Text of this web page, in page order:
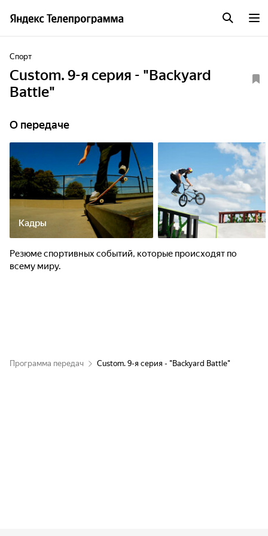
Спорт
Custom. 9-я серия - "Backyard
Battle"
О передаче
Кадры
Резюме спортивных событий, которые происходят по
всему миру.
Программа передач Custom. 9-я серия - "Backyard Battle"